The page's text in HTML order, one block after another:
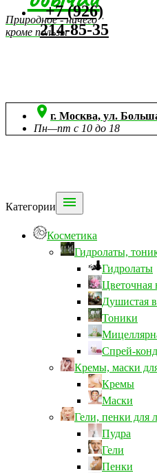
Природное - ничего
кроме пользы
+7 (926)
214-85-35
 г. Москва, ул.
Пн—пт с 10 до 18
Категории 
Косметика
Гидролаты,
Гидролаты
Цветочная
Душистая
Тоники
Спрей-
Кремы, маски
Кремы
Маски
Гели, пенки для
Пудра
Гели
Пенки